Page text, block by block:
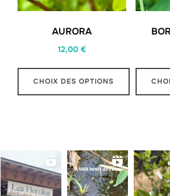
AURORA
12,00 €
CHOIX DES OPTIONS
plusieurs
variations.
Les